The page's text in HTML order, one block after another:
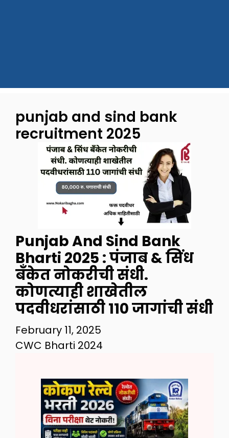
punjab and sind bank
recruitment 2025
Punjab And Sind Bank
Bharti 2025 : पंजाब & सिंध
बँकेत नोकरीची संधी.
कोणत्याही शाखेतील
पदवीधरांसाठी 110 जागांची संधी
February 11, 2025
CWC Bharti 2024